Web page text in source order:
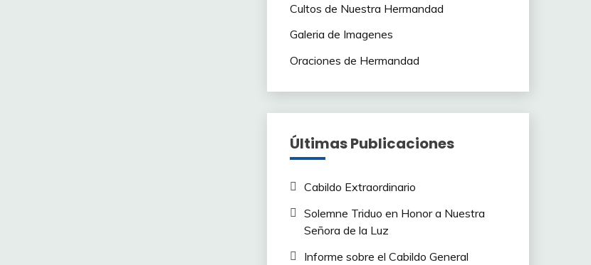
Cultos de Nuestra Hermandad
Galeria de Imagenes
Oraciones de Hermandad
Últimas Publicaciones
Cabildo Extraordinario
Solemne Triduo en Honor a Nuestra
Señora de la Luz
Informe sobre el Cabildo General